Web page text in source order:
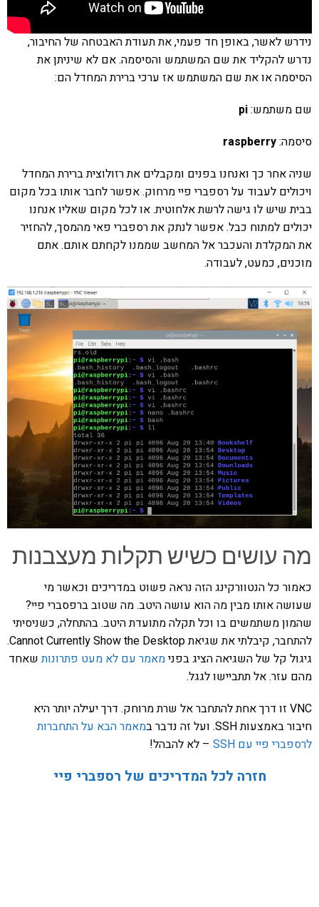
נידרש לאשר, באופן חד פעמי, את תעודת האבטחה של החיבור,
נדרש להקליד את שם המשתמש והסיסמה. אם לא שיניתן את
הסיסמה או את שם המשתמש אז ערכי ברירת המחדל הם:
שם משתמש:pi
סיסמה:raspberry
שניה אחר כך ואנחנו בפנים ומקבלים את רזולוצית ברירת המחדל
ויכולים לעבוד על רספברי פיי מרחוק. אפשר לחבר אותו בכל מקום
בבית שיש לו גישה לרשת אלחוטית. או לכל מקום שאליו אנחנו
יכולים למתוח כבל. אפשר לנתק את רספברי פאי מהמסך, להחזיר
את המקלדת והעכבר אל המחשב שממנו לקחתם אותם. אתם
מוכנים, כמעט, לעבודה.
מה עושים כשיש תקלות מעצבנות
כאמור כל הנטוורקינג הזה נראה פשוט במדריכים וכאשר מי
שעושה אותו מבין מה הוא עושה היטב. מה שטוב ברפסברי פיי?
שהמון משתמשים בו וכל תקלה מתועדת היטב. בהתחלה, כשניסיתי
להתחבר, קיבלתי את שגיאת Cannot Currently Show the Desktop.
גיגול קל של השגיאה הציג בפנימאמר עם לא מעט פתרונותשאחד
מהם עזר. אל תתביישו לגגל.
VNC זו דרך אחת להתחבר אל שרת מרוחק. דרך יעילה יותר היא
חיבור באמצעות SSH. ועל זה נדבר ב
מאמר הבא על התחברות
לרספברי פיי עם SSH
– לא להבהל!
חזרה לכל המדריכים של רספברי פיי